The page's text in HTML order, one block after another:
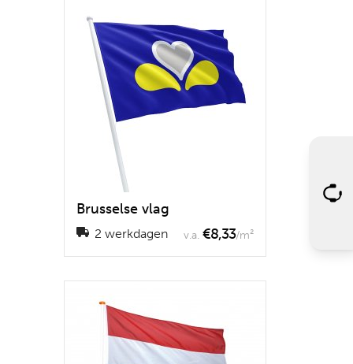
Brusselse vlag
2 werkdagen v.a. €8,33/m²